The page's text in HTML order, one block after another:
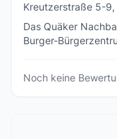
Kreutzerstraße 5-9,
Das Quäker
Burger-
Noch keine